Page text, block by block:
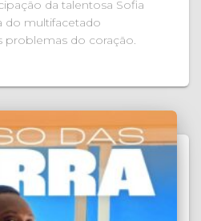
da talentosa Sofia
do multifacetado
problemas do coração.